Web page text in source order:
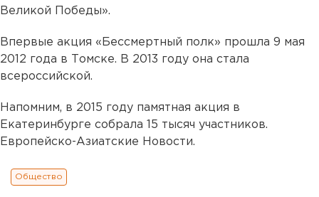
Великой Победы».
Впервые акция «Бессмертный полк» прошла 9 мая
2012 года в Томске. В 2013 году она стала
всероссийской.
Напомним, в 2015 году памятная акция в
Екатеринбурге собрала 15 тысяч участников.
Европейско-Азиатские Новости.
Общество